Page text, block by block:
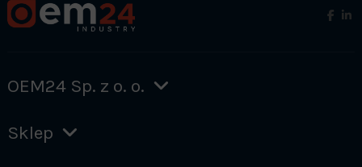
OEM24 Sp. z o. o.
Sklep